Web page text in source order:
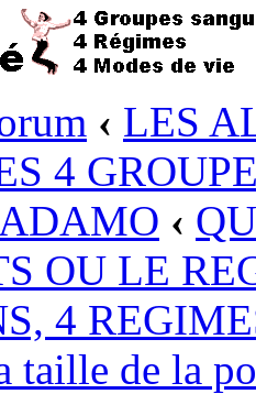
‹ LES
4
‹
OU LE
4
taille de la